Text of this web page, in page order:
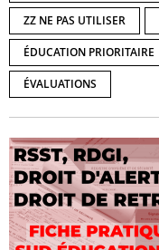
ZZ NE PAS UTILISER
ÉDUCATION PRIORITAIRE
ÉVALUATIONS